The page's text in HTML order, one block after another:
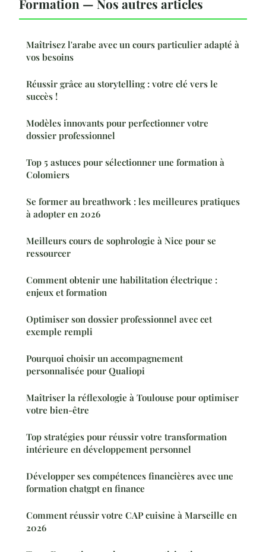
Formation — Nos autres articles
Maîtrisez l'arabe avec un cours particulier adapté à
vos besoins
Réussir grâce au storytelling : votre clé vers le
succès !
Modèles innovants pour perfectionner votre
dossier professionnel
Top 5 astuces pour sélectionner une formation à
Colomiers
Se former au breathwork : les meilleures pratiques
à adopter en 2026
Meilleurs cours de sophrologie à Nice pour se
ressourcer
Comment obtenir une habilitation électrique :
enjeux et formation
Optimiser son dossier professionnel avec cet
exemple rempli
Pourquoi choisir un accompagnement
personnalisée pour Qualiopi
Maîtriser la réflexologie à Toulouse pour optimiser
votre bien-être
Top stratégies pour réussir votre transformation
intérieure en développement personnel
Développer ses compétences financières avec une
formation chatgpt en finance
Comment réussir votre CAP cuisine à Marseille en
2026